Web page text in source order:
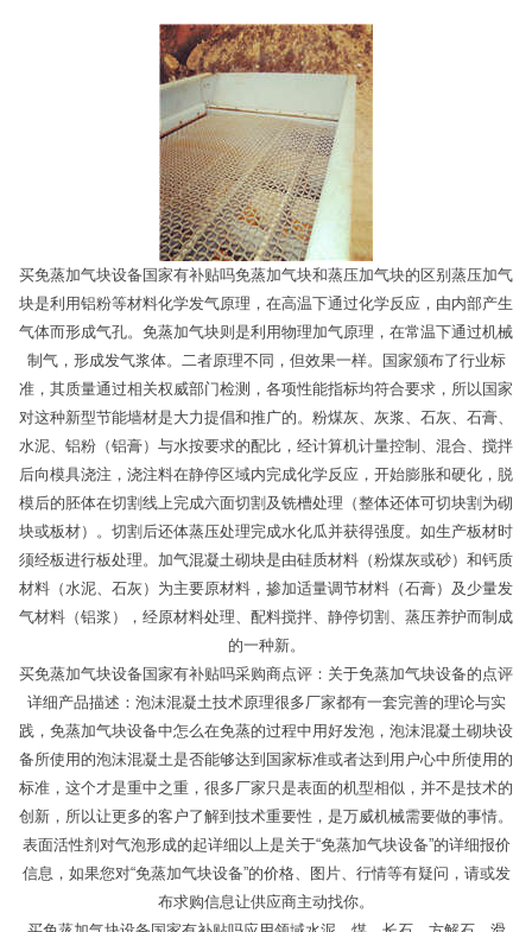
买免蒸加气块设备国家有补贴吗免蒸加气块和蒸压加气块的区别蒸压加气
块是利用铝粉等材料化学发气原理，在高温下通过化学反应，由内部产生
气体而形成气孔。免蒸加气块则是利用物理加气原理，在常温下通过机械
制气，形成发气浆体。二者原理不同，但效果一样。国家颁布了行业标
准，其质量通过相关权威部门检测，各项性能指标均符合要求，所以国家
对这种新型节能墙材是大力提倡和推广的。粉煤灰、灰浆、石灰、石膏、
水泥、铝粉（铝膏）与水按要求的配比，经计算机计量控制、混合、搅拌
后向模具浇注，浇注料在静停区域内完成化学反应，开始膨胀和硬化，脱
模后的胚体在切割线上完成六面切割及铣槽处理（整体还体可切块割为砌
块或板材）。切割后还体蒸压处理完成水化瓜并获得强度。如生产板材时
须经板进行板处理。加气混凝土砌块是由硅质材料（粉煤灰或砂）和钙质
材料（水泥、石灰）为主要原材料，掺加适量调节材料（石膏）及少量发
气材料（铝浆），经原材料处理、配料搅拌、静停切割、蒸压养护而制成
的一种新。
买免蒸加气块设备国家有补贴吗采购商点评：关于免蒸加气块设备的点评
详细产品描述：泡沫混凝土技术原理很多厂家都有一套完善的理论与实
践，免蒸加气块设备中怎么在免蒸的过程中用好发泡，泡沫混凝土砌块设
备所使用的泡沫混凝土是否能够达到国家标准或者达到用户心中所使用的
标准，这个才是重中之重，很多厂家只是表面的机型相似，并不是技术的
创新，所以让更多的客户了解到技术重要性，是万威机械需要做的事情。
表面活性剂对气泡形成的起详细以上是关于“免蒸加气块设备”的详细报价
信息，如果您对“免蒸加气块设备”的价格、图片、行情等有疑问，请或发
布求购信息让供应商主动找你。